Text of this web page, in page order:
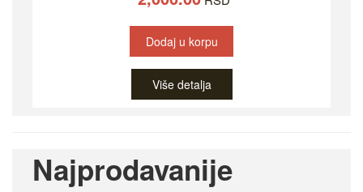
Dodaj u korpu
Više detalja
Najprodavanije